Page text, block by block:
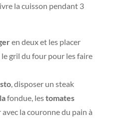
la cuisson pendant 3
en deux et les placer
gril du four pour les faire
, disposer un steak
fondue, lestomates
la couronne du pain à